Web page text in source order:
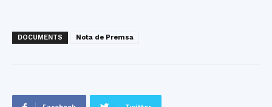
DOCUMENTS Nota de Premsa